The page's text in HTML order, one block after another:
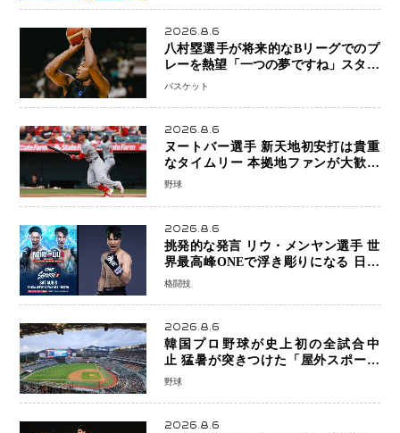
2026.8.6
八村塁選手が将来的なBリーグでのプ
レーを熱望「一つの夢ですね」スター
帰還がリーグ価値を押し上げる可能性
バスケット
2026.8.6
ヌートバー選手 新天地初安打は貴重
なタイムリー 本拠地ファンが大歓声
笑顔で歓喜
野球
2026.8.6
挑発的な発言 リウ・メンヤン選手 世
界最高峰ONEで浮き彫りになる 日本
キックボクシングが直面する“技術
格闘技
2026.8.6
韓国プロ野球が史上初の全試合中
止 猛暑が突きつけた「屋外スポーツ
の限界」 日本発のドーム型施設時代
野球
2026.8.6